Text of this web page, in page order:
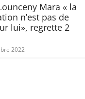
Mara « la
n’est pas de
lui», regrette 2
2022